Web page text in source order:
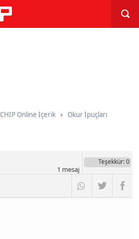
CHIP Online İçerik Okur İpuçları
Teşekkür: 0
1 mesaj